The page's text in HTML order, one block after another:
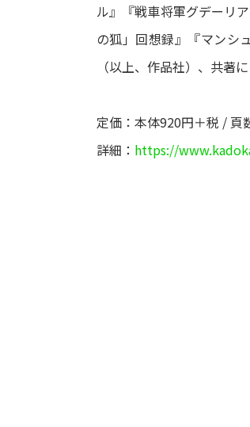
ル』『戦車将軍グデーリ
の狐」回想録』『マンシ
（以上、作品社）、共著
定価：本体920円＋税 /
詳細： https://